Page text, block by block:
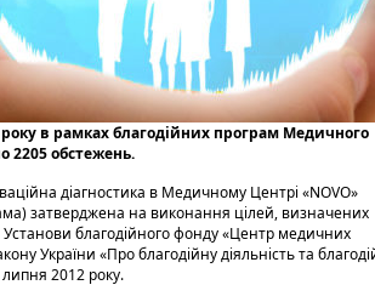
в рамках благодійних програм Медичного
2205 обстежень.
діагностика в Медичному Центрі «NOVO»
затверджена на виконання цілей, визначених
благодійного фонду «Центр медичних
України «Про благодійну діяльність та
липня 2012 року.